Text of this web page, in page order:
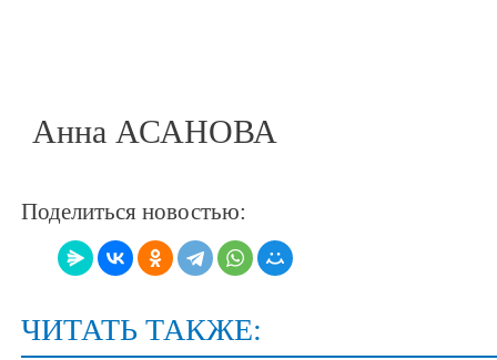
Анна АСАНОВА
Поделиться новостью:
ЧИТАТЬ ТАКЖЕ: